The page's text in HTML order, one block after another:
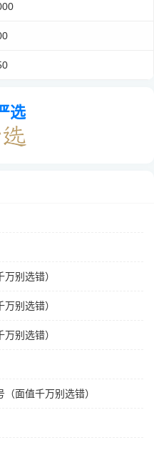
选
别选错）
别选错）
别选错）
面值千万别选错）